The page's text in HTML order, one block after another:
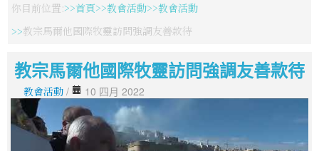
你目前位置: 首頁 教會活動
教會活動
教宗馬爾他國際牧靈訪問強調友善款待
教宗馬爾他國際牧靈訪問強調友善款待
教會活動 / 10 四月 2022